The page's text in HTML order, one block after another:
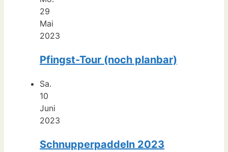
29
Mai
2023
Pfingst-Tour (noch planbar)
Sa.
10
Juni
2023
Schnupperpaddeln 2023